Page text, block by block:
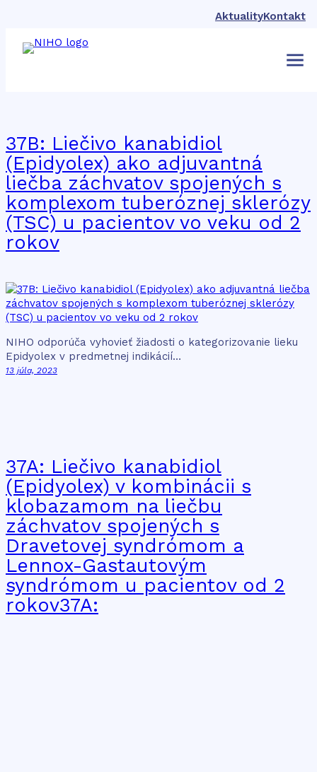
AktualityKontakt
Značka: kanabidiol
37B: Liečivo kanabidiol
(Epidyolex) ako adjuvantná
liečba záchvatov spojených s
komplexom tuberóznej sklerózy
(TSC) u pacientov vo veku od 2
rokov
NIHO odporúča vyhovieť žiadosti o kategorizovanie lieku
Epidyolex v predmetnej indikácií…
13 júla, 2023
37A: Liečivo kanabidiol
(Epidyolex) v kombinácii s
klobazamom na liečbu
záchvatov spojených s
Dravetovej syndrómom a
Lennox-Gastautovým
syndrómom u pacientov od 2
rokov37A: